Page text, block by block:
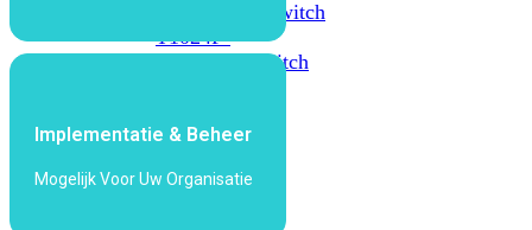
FortiSwitch
T1024F-
FortiSwitch
FortiSwitch
Series
Implementatie & Beheer
Mogelijk Voor Uw Organisatie